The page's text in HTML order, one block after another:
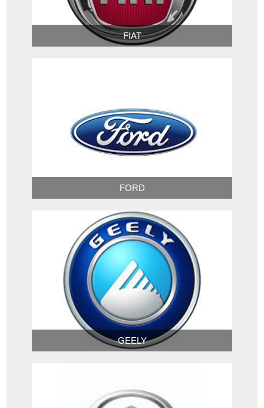
FIAT
FORD
GEELY